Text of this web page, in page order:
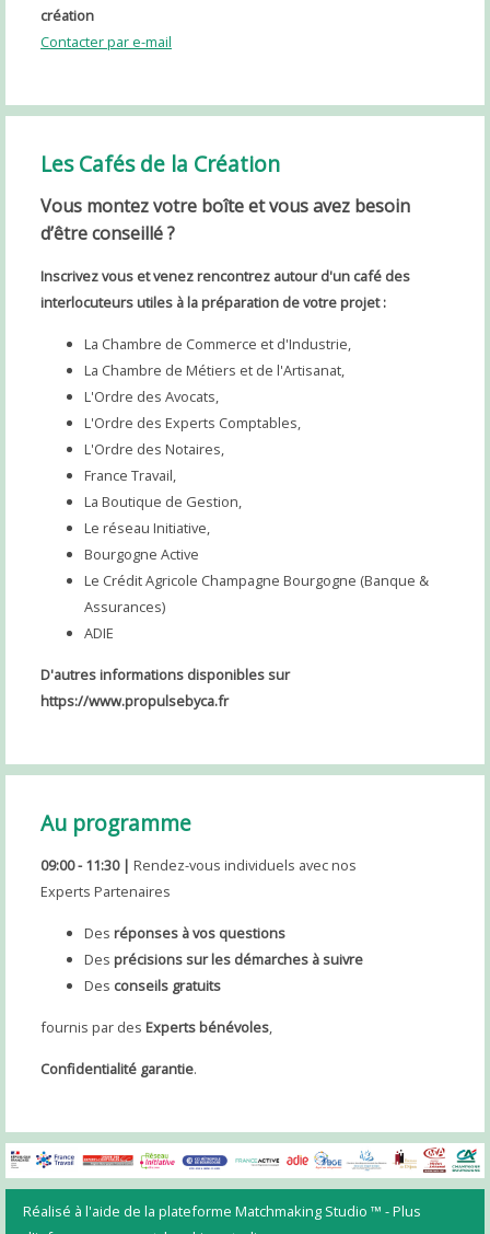
création
Contacter par e-mail
Les Cafés de la Création
Vous montez votre boîte et vous avez besoin
d’être conseillé ?
Inscrivez vous et venez rencontrez autour d'un café des
interlocuteurs utiles à la préparation de votre projet :
La Chambre de Commerce et d'Industrie,
La Chambre de Métiers et de l'Artisanat,
L'Ordre des Avocats,
L'Ordre des Experts Comptables,
L'Ordre des Notaires,
France Travail,
La Boutique de Gestion,
Le réseau Initiative,
Bourgogne Active
Le Crédit Agricole Champagne Bourgogne (Banque &
Assurances)
ADIE
D'autres informations disponibles sur
https://www.propulsebyca.fr
Au programme
09:00 - 11:30 | Rendez-vous individuels avec nos
Experts Partenaires
Des réponses à vos questions
Des précisions sur les démarches à suivre
Des conseils gratuits
fournis par des Experts bénévoles,
Confidentialité garantie.
Réalisé à l'aide de la plateforme Matchmaking Studio ™ - Plus